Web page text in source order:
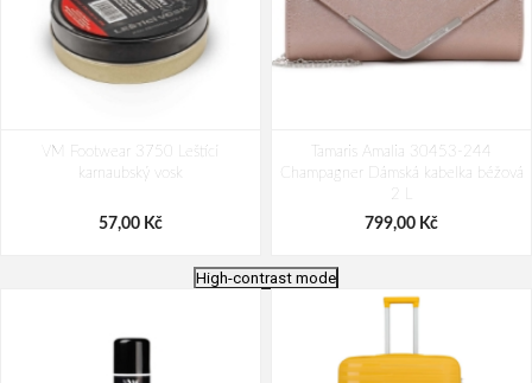
VM Footwear 3750 Leštící
karnaubský vosk
57,00 Kč
Tamaris Amalia 30453-244
Champagner Dámská kabelka béžová
2 L
799,00 Kč
High-contrast mode